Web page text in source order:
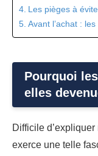
Les pièges à
Avant l’achat :
Pourquoi
elles
Difficile
exerce une telle